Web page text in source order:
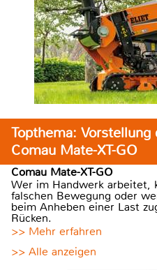
Topthema:
Comau Mate-XT-GO
Comau Mate-XT-GO
Wer im Handwerk arbeitet,
falschen Bewegung oder
beim Anheben einer Last
Rücken.
>> Mehr erfahren
>> Alle anzeigen